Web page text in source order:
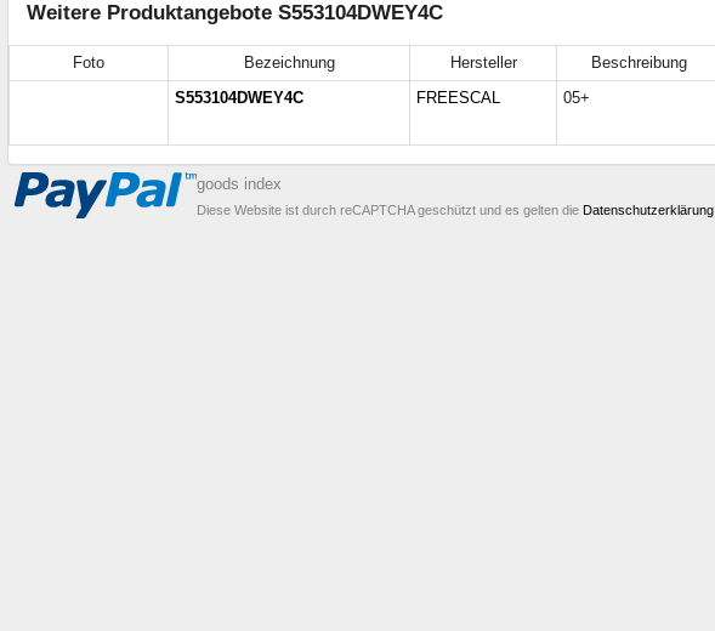
Weitere Produktangebote S553104DWEY4C
Foto Bezeichnung Hersteller Beschreibung
S553104DWEY4C
FREESCAL 05+
goods index
Diese Website ist durch reCAPTCHA geschützt und es gelten die Datenschutzerklärung